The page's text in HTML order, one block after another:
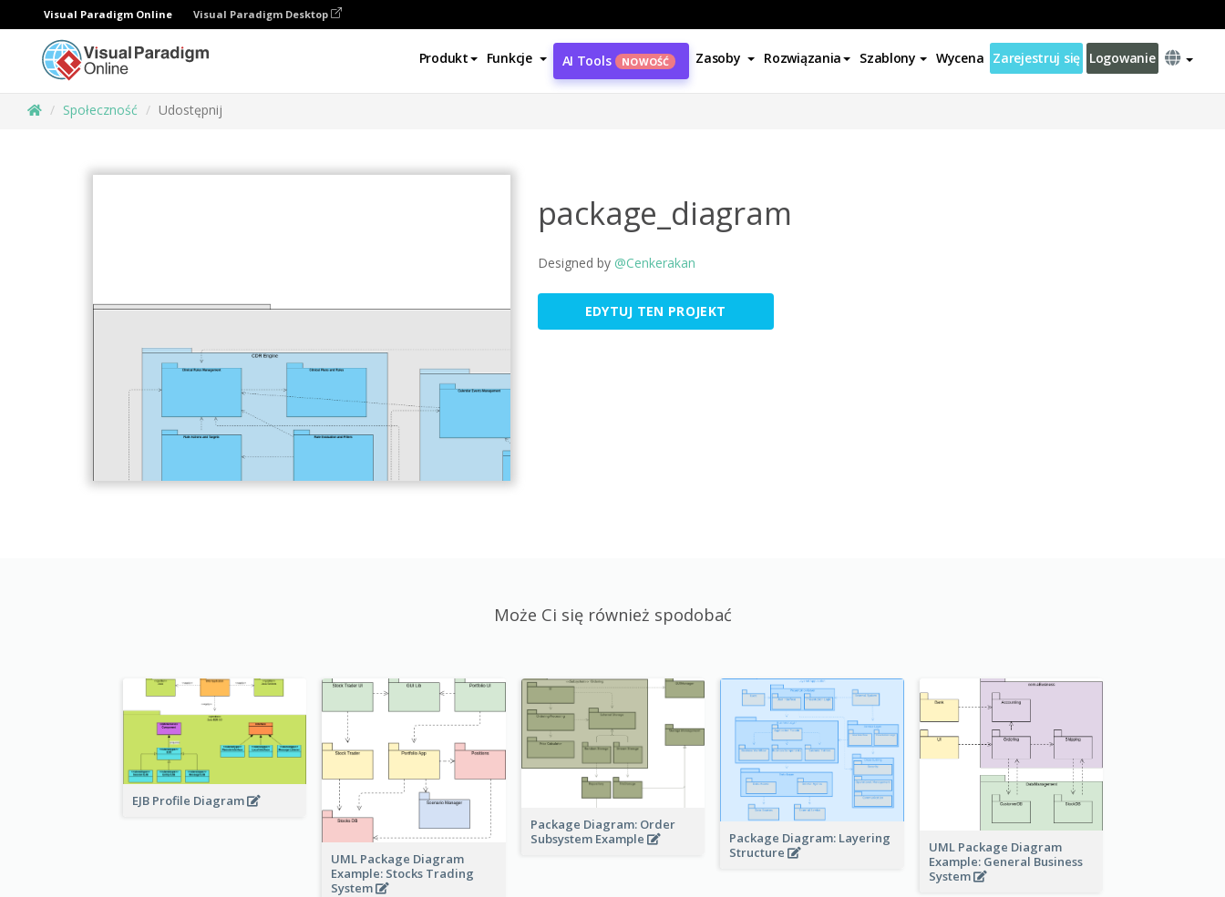
Visual Paradigm Online Visual Paradigm Desktop
Produkt Funkcje AI Tools NOWOŚĆ Zasoby Rozwiązania Szablony Wycena Zarejestruj się Logowanie
Społeczność Udostępnij
package_diagram
Designed by @Cenkerakan
EDYTUJ TEN PROJEKT
Może Ci się również spodobać
EJB Profile Diagram
UML Package Diagram
Example: Stocks Trading
System
Package Diagram: Order
Subsystem Example
Package Diagram: Layering
Structure
UML Package Diagram
Example: General Business
System